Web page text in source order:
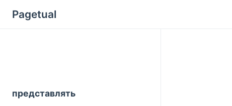
Pagetual
представлять